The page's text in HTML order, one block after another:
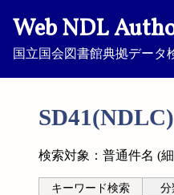
Web NDL
国立国会図書館典拠データ
検索対象：普通件名 (
キーワード検索 分